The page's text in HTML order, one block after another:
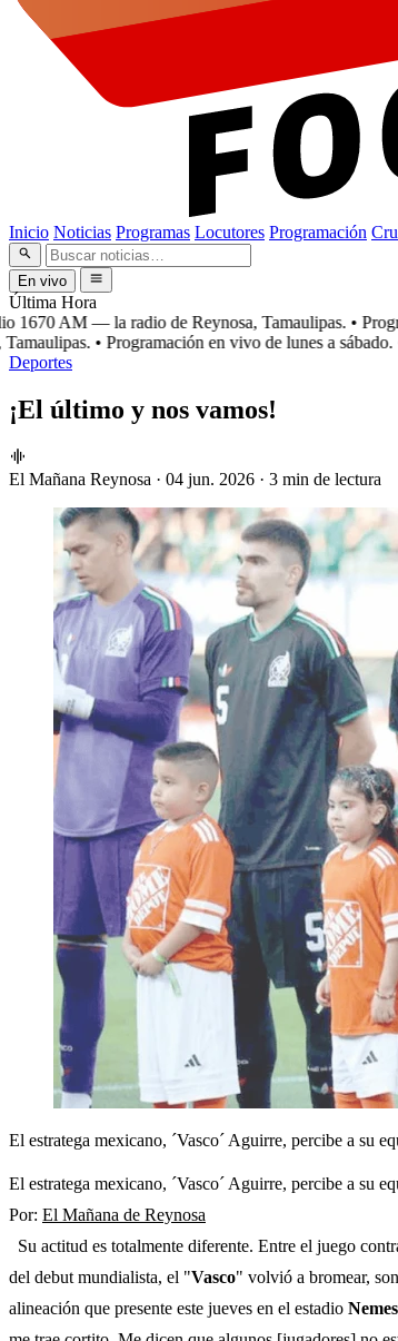
Inicio Noticias Programas Locutores Programación
En vivo
Última Hora
AM — la radio de Reynosa, Tamaulipas. •
• Programación en vivo de lunes a sábado. •
Deportes
¡El último y nos vamos!
El Mañana Reynosa · 04 jun. 2026 · 3 min de lectura
El estratega mexicano, ´Vasco´ Aguirre, percibe a su
El estratega mexicano, ´Vasco´ Aguirre, percibe a su
Por: El Mañana de Reynosa
Su actitud es totalmente diferente. Entre el juego
del debut mundialista, el "Vasco" volvió a bromear,
alineación que presente este jueves en el estadio